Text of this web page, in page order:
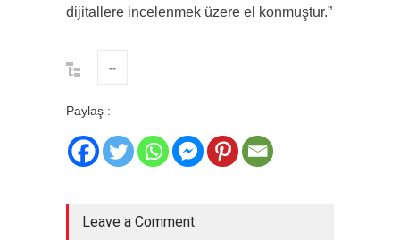
dijitallere incelenmek üzere el konmuştur.”
--
Paylaş :
Leave a Comment